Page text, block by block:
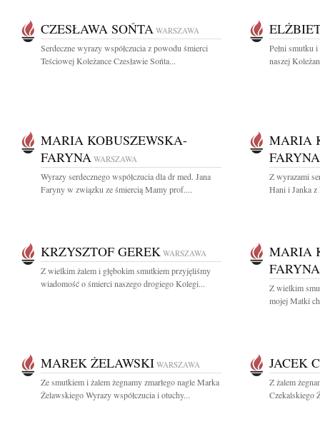
CZESŁAWA SOŃTA WARSZAWA
Serdeczne wyrazy współczucia z powodu śmierci
Teściowej Koleżance Czesławie Sońta...
Pełni smutku
naszej
MARIA KOBUSZEWSKA-
FARYNA WARSZAWA
Wyrazy serdecznego współczucia dla dr med. Jana
Faryny w związku ze śmiercią Mamy prof....
MARIA
FARYNA
Z wyrazami
Hani i Janka
KRZYSZTOF GEREK WARSZAWA
Z wielkim żalem i głębokim smutkiem przyjęliśmy
wiadomość o śmierci naszego drogiego Kolegi...
MARIA
FARYNA
Z wielkim
mojej Matki
MAREK ŻELAWSKI WARSZAWA
Ze smutkiem i żalem żegnamy zmarłego nagle Marka
Żelawskiego Wyrazy współczucia i otuchy...
JACEK
Z żalem
Czekalskiego